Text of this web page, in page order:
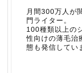
月間300万人が
門ライター。
100種類以上の
性向けの薄毛治
態も発信してい